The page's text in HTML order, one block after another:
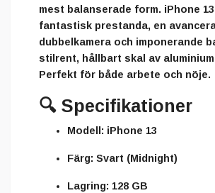
mest balanserade form. iPhone
fantastisk prestanda, en
dubbelkamera och imponerande
stilrent, hållbart skal av
Perfekt för både arbete och nöje.
🔍 Specifikationer
Modell: iPhone 13
Färg: Svart (Midnight)
Lagring: 128 GB